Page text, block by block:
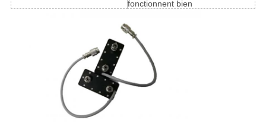
fonctionnent bien